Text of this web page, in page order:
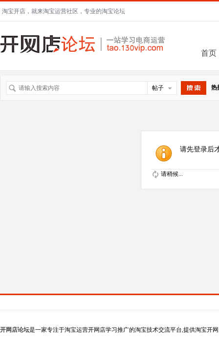
淘宝开店，就来淘宝运营社区，专业的淘宝论坛
首页
帖子 热
请先登录后
请稍候...
开网店论坛是一家专注于淘宝运营开网店学习推广的淘宝技术交流平台,提供淘宝开